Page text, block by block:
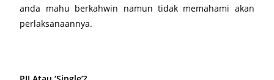
anda mahu berkahwin namun tidak memahami akan
perlaksanaannya.